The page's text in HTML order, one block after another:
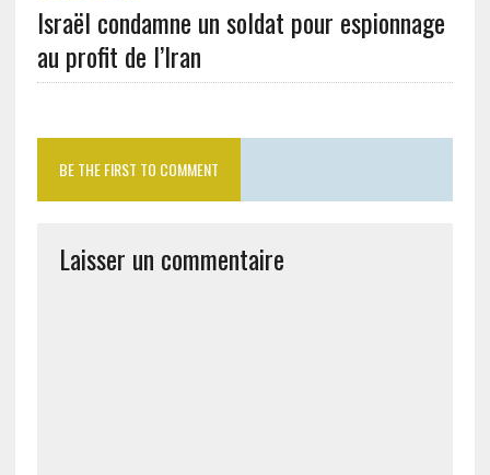
Israël condamne un soldat pour espionnage
au profit de l’Iran
BE THE FIRST TO COMMENT
Laisser un commentaire